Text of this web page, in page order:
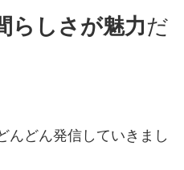
らしさが魅力だ
んどん発信していきまし